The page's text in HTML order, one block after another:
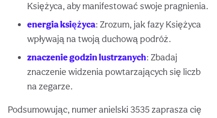
Księżyca, aby manifestować swoje pragnienia.
energia księżyca: Zrozum, jak fazy Księżyca
wpływają na twoją duchową podróż.
znaczenie godzin lustrzanych: Zbadaj
znaczenie widzenia powtarzających się liczb
na zegarze.
Podsumowując, numer anielski 3535 zaprasza cię